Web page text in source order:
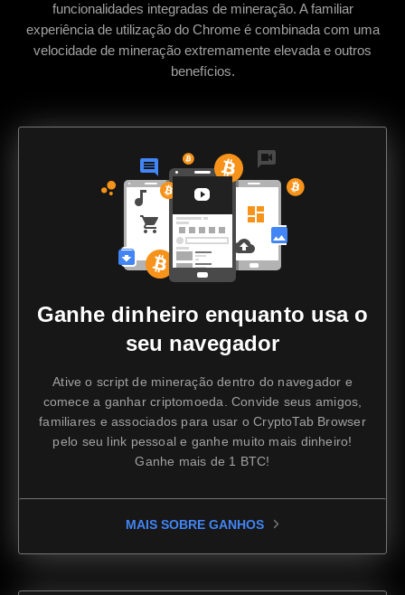
funcionalidades integradas de mineração. A familiar
experiência de utilização do Chrome é combinada com uma
velocidade de mineração extremamente elevada e outros
benefícios.
Ganhe dinheiro enquanto usa o
seu navegador
Ative o script de mineração dentro do navegador e
comece a ganhar criptomoeda. Convide seus amigos,
familiares e associados para usar o CryptoTab Browser
pelo seu link pessoal e ganhe muito mais dinheiro!
Ganhe mais de 1 BTC!
MAIS SOBRE GANHOS